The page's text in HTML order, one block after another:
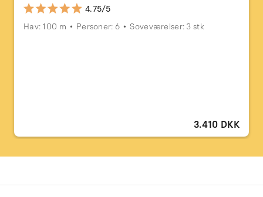
4.75/5
Hav: 100 m
Personer: 6 Soveværelser: 3 stk
3.410 DKK